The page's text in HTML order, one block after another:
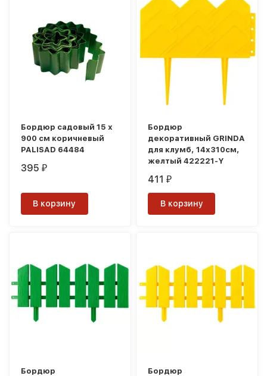
Бордюр садовый 15 х
900 см коричневый
PALISAD 64484
395₽
В корзину
Бордюр
декоративный GRINDA
для клумб, 14х310см,
желтый 422221-Y
411₽
В корзину
Бордюр
Бордюр